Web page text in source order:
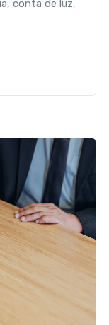
conta de luz,